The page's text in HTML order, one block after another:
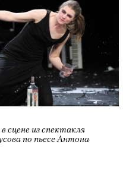
сцене из спектакля
по пьесе Антона